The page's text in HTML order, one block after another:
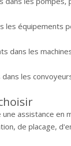
les équipements
dans les
les
une assistance
de placage,